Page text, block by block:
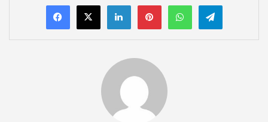
LinkedInPinterestWhatsAppTelegram